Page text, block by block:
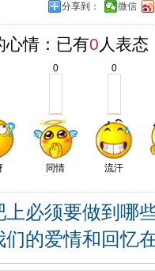
分享到： 微信
心情：已有0 人表态
0
同情
0
流汗
必须要做到哪
的爱情和回忆